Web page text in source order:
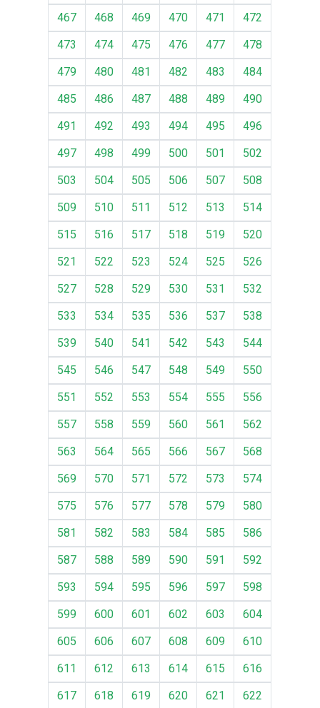
467 468 469 470 471
472
473
474 475 476 477
478
479
480 481 482 483
484
485
486 487 488 489
490
491
492 493 494 495
496
497
498 499 500 501
502
503
504 505 506 507
508
509
510 511 512 513
514
515
516 517 518 519
520
521
522 523 524 525
526
527
528 529 530 531
532
533
534 535 536 537
538
539
540 541 542 543
544
545
546 547 548 549
550
551
552 553 554 555
556
557
558 559 560 561
562
563
564 565 566 567
568
569
570 571 572 573
574
575
576 577 578 579
580
581
582 583 584 585
586
587
588 589 590 591
592
593
594 595 596 597
598
599
600 601 602 603
604
605
606 607 608 609
610
611
612 613 614 615
616
617
618 619 620 621
622